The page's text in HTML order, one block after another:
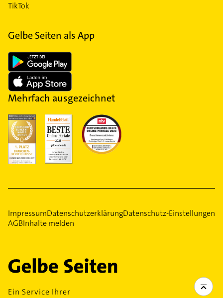
TikTok
Gelbe Seiten als App
Mehrfach ausgezeichnet
ImpressumDatenschutzerklärungDatenschutz-Einstellungen
AGBInhalte melden
Ein Service Ihrer